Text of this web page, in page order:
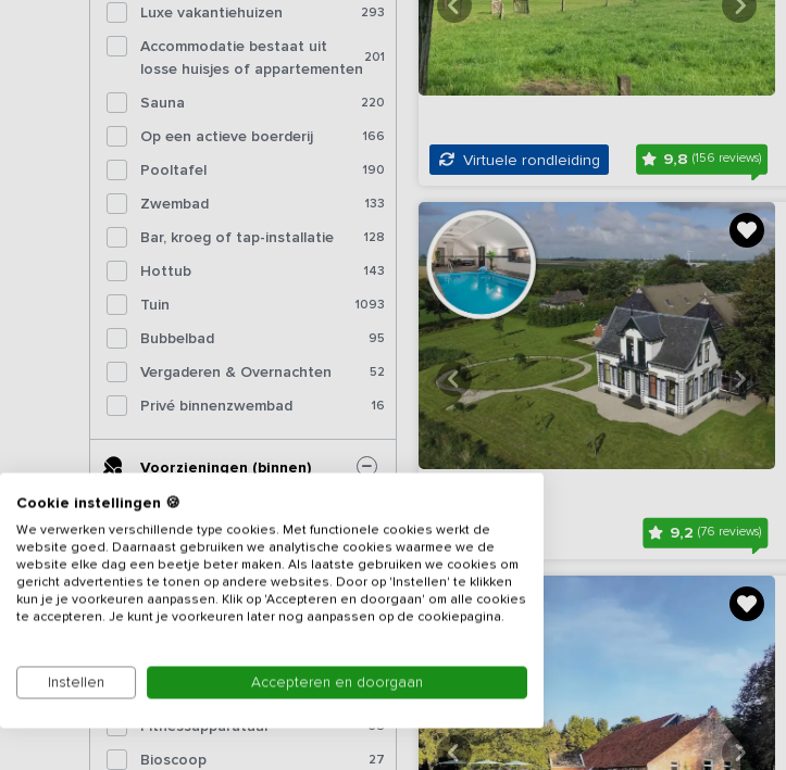
Luxe vakantiehuizen 293
Accommodatie bestaat uit
losse huisjes of appartementen
201
Sauna 220
Op een actieve boerderij 166
Pooltafel 190
Zwembad 133
Bar, kroeg of tap-installatie 128
Hottub 143
Tuin 1093
Bubbelbad 95
Vergaderen & Overnachten 52
Privé binnenzwembad 16
Voorzieningen (binnen)
Sjoelbak 561
Tafelvoetbal 427
Tafeltennistafel (binnen) 304
Dartbord 298
Biljart 94
Fitnessapparatuur 38
Bioscoop 27
Virtuele rondleiding 9,8 (156 reviews)
9,2(76 reviews)
Cookie instellingen 🍪
We verwerken verschillende type cookies. Met functionele cookies werkt de
website goed. Daarnaast gebruiken we analytische cookies waarmee we de
website elke dag een beetje beter maken. Als laatste gebruiken we cookies om
gericht advertenties te tonen op andere websites. Door op 'Instellen' te klikken
kun je je voorkeuren aanpassen. Klik op 'Accepteren en doorgaan' om alle cookies
te accepteren. Je kunt je voorkeuren later nog aanpassen op de cookiepagina.
Instellen Accepteren en doorgaan